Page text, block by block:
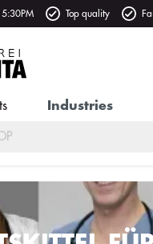
5:30PM Top quality
Industries